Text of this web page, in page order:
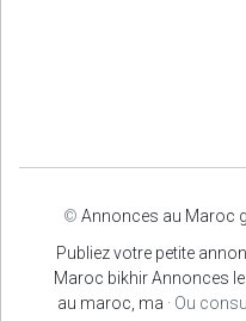
© Annonces au Maroc
Publiez votre petite
Maroc bikhir Annonces
au maroc, ma · Ou